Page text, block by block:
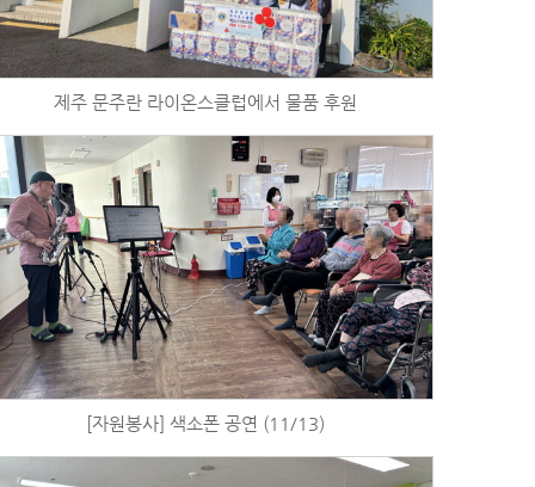
제주 문주란 라이온스클럽에서 물품 후원
[자원봉사] 색소폰 공연 (11/13)